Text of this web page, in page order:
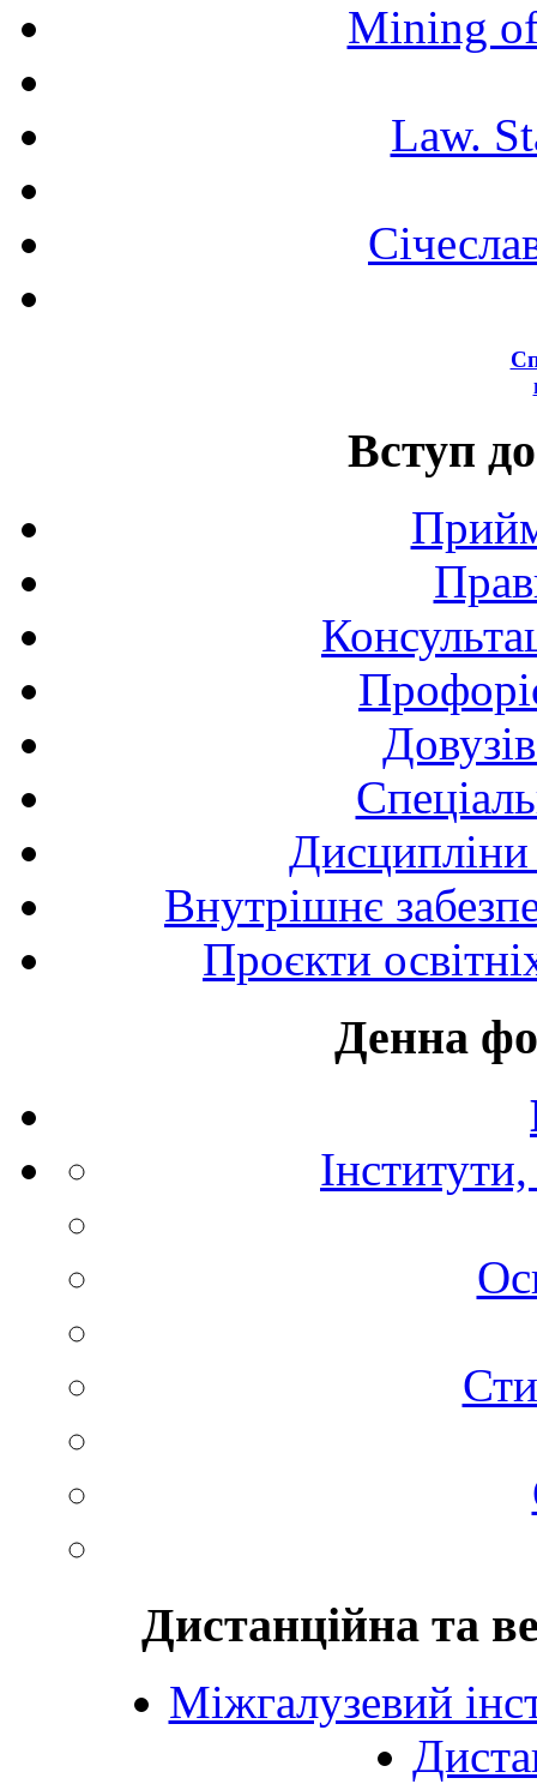
Mining
Law.
Вступ
Внутрішнє
Проєкти
Денна
Дистанційна та
Міжгалузевий